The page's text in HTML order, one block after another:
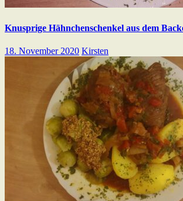
Knusprige Hähnchenschenkel aus dem
18. November 2020 Kirsten